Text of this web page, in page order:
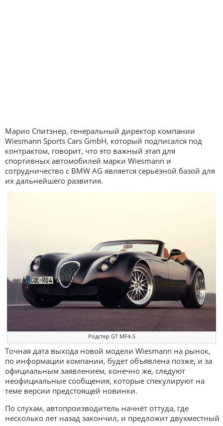
Марио Спитзнер, генеральный директор компании
Wiesmann Sports Cars GmbH, который подписался под
контрактом, говорит, что это важный этап для
спортивных автомобилей марки Wiesmann и
сотрудничество с BMW AG является серьёзной базой для
их дальнейшего развития.
Родстер GT MF4-S
Точная дата выхода новой модели Wiesmann на рынок,
по информации компании, будет объявлена позже, и за
официальным заявлением, конечно же, следуют
неофициальные сообщения, которые спекулируют на
теме версии предстоящей новинки.
По слухам, автопроизводитель начнёт оттуда, где
несколько лет назад закончил, и предложит двухместный